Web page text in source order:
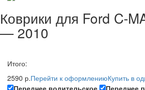
Коврики для Ford C-
— 2010
Итого:
2590 р.Перейти к оформлениюКупить в
Переднее водительское
Переднее